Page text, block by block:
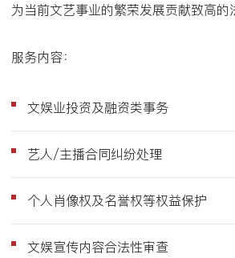
为当前文艺事业的繁荣发展贡献致高的
服务内容：
文娱业投资及融资类事务
艺人/主播合同纠纷处理
个人肖像权及名誉权等权益保护
文娱宣传内容合法性审查